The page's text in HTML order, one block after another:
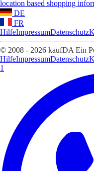
location based shopping
DE
FR
HilfeImpressumDatenschutz
© 2008 - 2026 kaufDA Ein
HilfeImpressumDatenschutz
1